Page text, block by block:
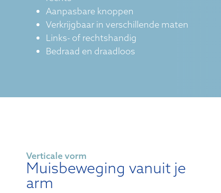
Aanpasbare knoppen
Verkrijgbaar in verschillende maten
Links- of rechtshandig
Bedraad en draadloos
Verticale vorm
Muisbeweging vanuit je
arm